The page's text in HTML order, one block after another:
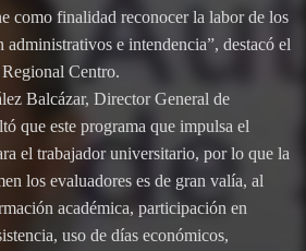
como finalidad reconocer la labor de los
administrativos e intendencia”, destacó el
Centro.
Balcázar, Director General de
que este programa que impulsa el
el trabajador universitario, por lo que la
los evaluadores es de gran valía, al
académica, participación en
uso de días económicos,